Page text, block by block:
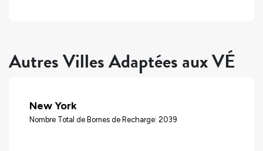
Autres Villes Adaptées aux VÉ
New York
Nombre Total de Bornes de Recharge: 2039